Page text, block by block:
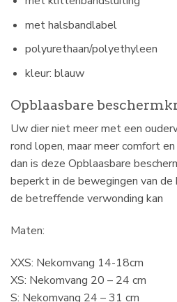
met halsbandlabel
polyurethaan/polyethyleen
kleur: blauw
Opblaasbare
Uw dier niet meer met een
rond lopen, maar meer comfort
dan is deze Opblaasbare
beperkt in de bewegingen van
de betreffende verwonding kan
Maten:
XXS: Nekomvang 14-18cm
XS: Nekomvang 20 – 24 cm
S: Nekomvang 24 – 31 cm